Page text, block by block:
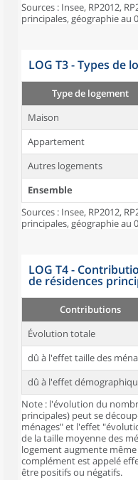
Sources : Insee, RP2012,
principales, géographie au
LOG T3 - Types de
Type de logement
Maison
Appartement
Autres logements
Ensemble
Sources : Insee, RP2012,
principales, géographie au
LOG T4 -
de résidences
Contributions
Évolution totale
dû à l'effet taille des
dû à l'effet
Note : l'évolution du
principales) peut se
ménages" et l'effet
de la taille moyenne des
logement augmente
complément est appelé
être positifs ou négatifs.